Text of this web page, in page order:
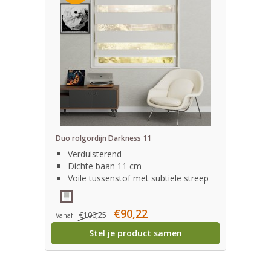
Duo rolgordijn Darkness 11
Verduisterend
Dichte baan 11 cm
Voile tussenstof met subtiele streep
Vanaf: €100,25 €90,22
Stel je product samen